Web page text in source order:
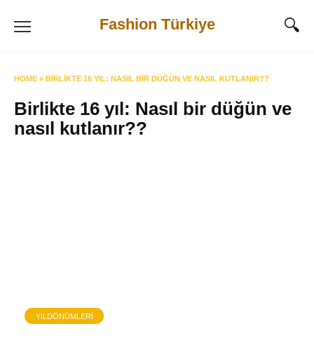
Fashion Türkiye
HOME » BIRLIKTE 16 YIL: NASIL BIR DÜĞÜN VE NASIL KUTLANIR??
Birlikte 16 yıl: Nasıl bir düğün ve
nasıl kutlanır??
YILDÖNÜMLERI